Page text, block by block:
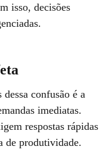
isso, decisões
confusão é a
imediatas.
respostas rápidas
de produtividade.